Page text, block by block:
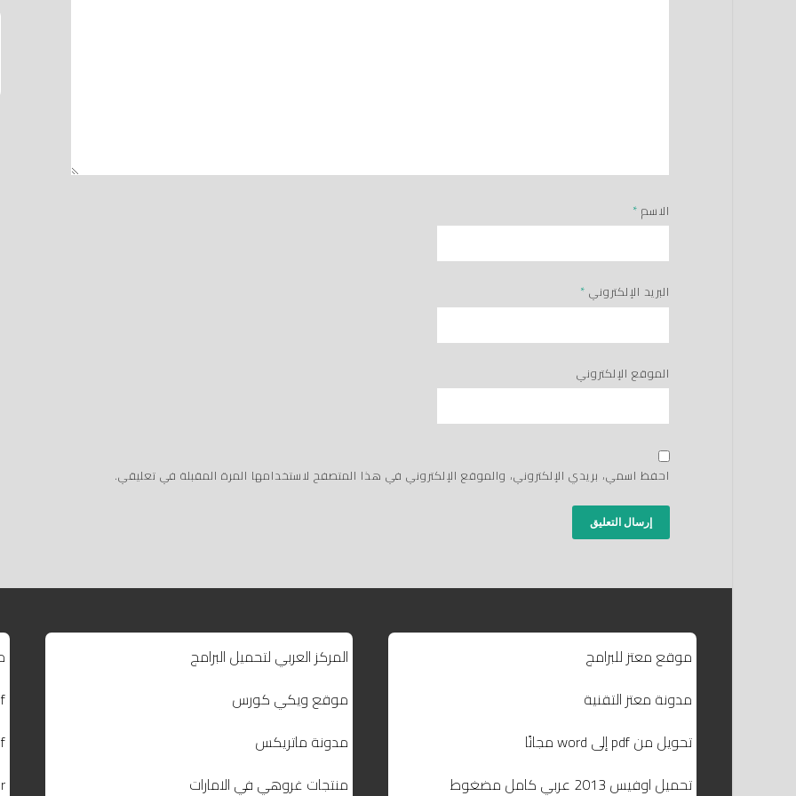
الاسم *
البريد الإلكتروني *
الموقع الإلكتروني
احفظ اسمي، بريدي الإلكتروني، والموقع الإلكتروني في هذا المتصفح لاستخدامها المرة المقبلة في تعليقي.
موقع معتز للبرامج
مدونة معتز التقنية
تحويل من pdf إلى word مجانًا
تحميل اوفيس 2013 عربي كامل مضغوط
المركز العربي لتحميل البرامج
موقع ويكي كورس
مدونة ماتريكس
منتجات غروهي في الامارات